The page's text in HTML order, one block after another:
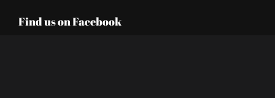
Find us on Facebook